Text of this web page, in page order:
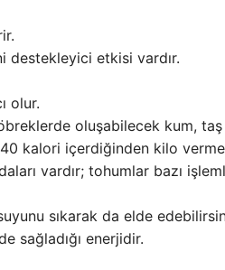
destekleyici etkisi vardır.
olur.
oluşabilecek kum,
kalori içerdiğinden kilo
vardır; tohumlar bazı
sıkarak da elde
sağladığı enerjidir.